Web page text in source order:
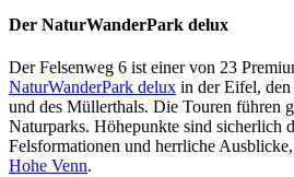
Der NaturWanderPark delux
Der Felsenweg 6 ist einer von 23
NaturWanderPark delux in der Eifel,
und des Müllerthals. Die Touren führen
Naturparks. Höhepunkte sind sicherlich
Felsformationen und herrliche
Hohe Venn.